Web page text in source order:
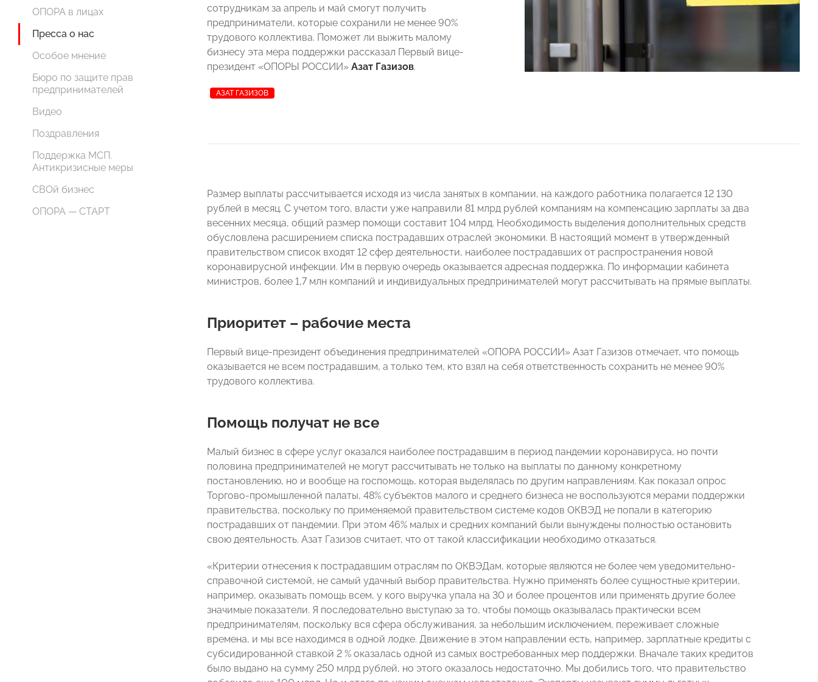
ОПОРА в лицах
Пресса о нас
Особое мнение
Бюро по защите прав
предпринимателей
Видео
Поздравления
Поддержка МСП.
Антикризисные меры
СВОй бизнес
ОПОРА — СТАРТ
сотрудникам за апрель и май смогут получить
предприниматели, которые сохранили не менее 90%
трудового коллектива. Поможет ли выжить малому
бизнесу эта мера поддержки рассказал Первый вице-
президент «ОПОРЫ РОССИИ» Азат Газизов.
АЗАТ ГАЗИЗОВ
Размер выплаты рассчитывается исходя из числа занятых в компании, на каждого работника полагается 12 130
рублей в месяц. С учетом того, власти уже направили 81 млрд рублей компаниям на компенсацию зарплаты за два
весенних месяца, общий размер помощи составит 104 млрд. Необходимость выделения дополнительных средств
обусловлена расширением списка пострадавших отраслей экономики. В настоящий момент в утвержденный
правительством список входят 12 сфер деятельности, наиболее пострадавших от распространения новой
коронавирусной инфекции. Им в первую очередь оказывается адресная поддержка. По информации кабинета
министров, более 1,7 млн компаний и индивидуальных предпринимателей могут рассчитывать на прямые выплаты.
Приоритет – рабочие места
Первый вице-президент объединения предпринимателей «ОПОРА РОССИИ» Азат Газизов отмечает, что помощь
оказывается не всем пострадавшим, а только тем, кто взял на себя ответственность сохранить не менее 90%
трудового коллектива.
Помощь получат не все
Малый бизнес в сфере услуг оказался наиболее пострадавшим в период пандемии коронавируса, но почти
половина предпринимателей не могут рассчитывать не только на выплаты по данному конкретному
постановлению, но и вообще на госпомощь, которая выделялась по другим направлениям. Как показал опрос
Торгово-промышленной палаты, 48% субъектов малого и среднего бизнеса не воспользуются мерами поддержки
правительства, поскольку по применяемой правительством системе кодов ОКВЭД не попали в категорию
пострадавших от пандемии. При этом 46% малых и средних компаний были вынуждены полностью остановить
свою деятельность. Азат Газизов считает, что от такой классификации необходимо отказаться.
«Критерии отнесения к пострадавшим отраслям по ОКВЭДам, которые являются не более чем уведомительно-
справочной системой, не самый удачный выбор правительства. Нужно применять более сущностные критерии,
например, оказывать помощь всем, у кого выручка упала на 30 и более процентов или применять другие более
значимые показатели. Я последовательно выступаю за то, чтобы помощь оказывалась практически всем
предпринимателям, поскольку вся сфера обслуживания, за небольшим исключением, переживает сложные
времена, и мы все находимся в одной лодке. Движение в этом направлении есть, например, зарплатные кредиты с
субсидированной ставкой 2 % оказалась одной из самых востребованных мер поддержки. Вначале таких кредитов
было выдано на сумму 250 млрд рублей, но этого оказалось недостаточно. Мы добились того, что правительство